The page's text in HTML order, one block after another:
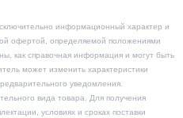
информационный характер и
офертой, определяемой положениями
как справочная информация и могут быть
может изменить характеристики
уведомления.
вида товара. Для получения
условиях и сроках поставки